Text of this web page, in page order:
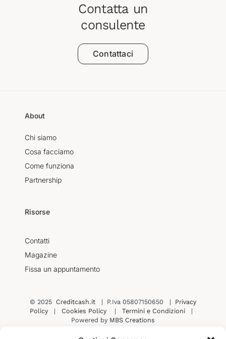
Contatta un
consulente
Contattaci
About
Chi siamo
Cosa facciamo
Come funziona
Partnership
Risorse
Contatti
Magazine
Fissa un appuntamento
© 2025 Creditcash.it | P.Iva 05807150650 | Privacy
Policy| Cookies Policy| Termini e Condizioni|
Powered by MBS Creations